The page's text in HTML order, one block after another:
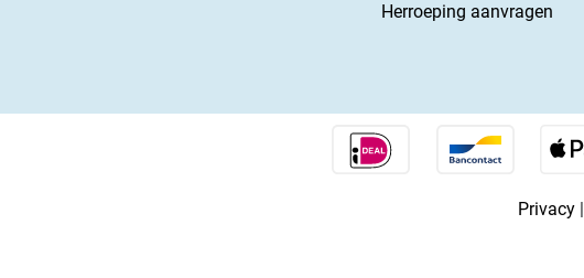
Herroeping aanvragen
Privacy|